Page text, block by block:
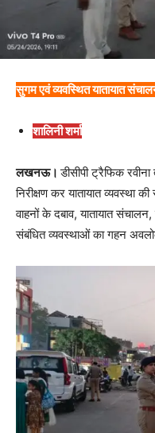
सुगम एवं व्यवस्थित यातायात
शालिनी शर्मा
लखनऊ।डीसीपी ट्रैफिक रवीना
निरीक्षण कर यातायात व्यवस्था
वाहनों के दबाव, यातायात
संबंधित व्यवस्थाओं का गहन